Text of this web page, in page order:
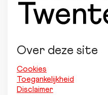
Over deze site
Cookies
Toegankelijkheid
Disclaimer